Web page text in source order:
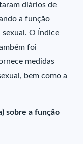
diários de
a função
O Índice
foi
medidas
bem como a
sobre a função